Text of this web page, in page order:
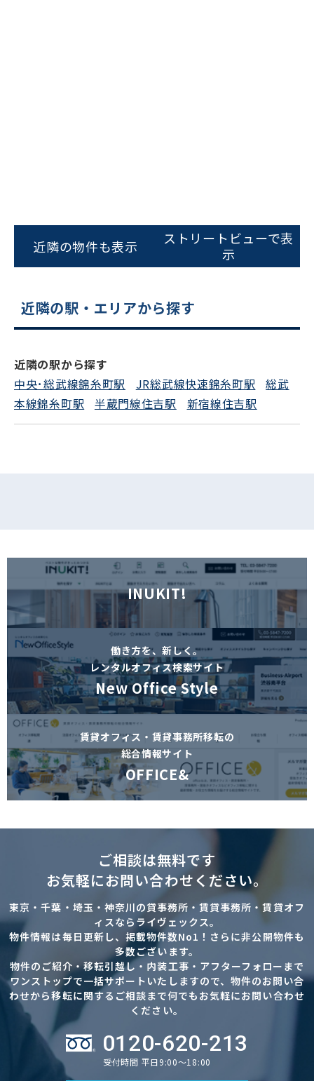
スムーズにご案内できます
0120-620-213
電話でお問い合わせ
近隣の物件も表示
ストリートビューで表
示
近隣の駅・エリアから探す
近隣の駅から探す
中央･総武線錦糸町駅
JR総武線快速錦糸町駅
総武
本線錦糸町駅
半蔵門線住吉駅 新宿線住吉駅
INUKIT!
働き方を、新しく。
レンタルオフィス検索サイト
New Office Style
賃貸オフィス・賃貸事務所移転の
総合情報サイト
OFFICE&
ご相談は無料です
お気軽にお問い合わせください。
東京・千葉・埼玉・神奈川の貸事務所・賃貸事務所・賃貸オフ
ィスならライヴェックス。
物件情報は毎日更新し、掲載物件数No1！さらに非公開物件も
多数ございます。
物件のご紹介・移転引越し・内装工事・アフターフォローまで
ワンストップで一括サポートいたしますので、物件のお問い合
わせから移転に関するご相談まで何でもお気軽にお問い合わせ
ください。
0120-620-213
受付時間 平日9:00～18:00